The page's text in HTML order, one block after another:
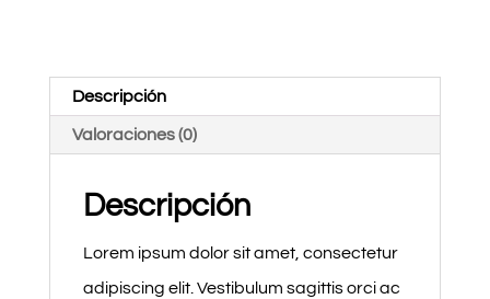
Descripción
Valoraciones (0)
Descripción
Lorem ipsum dolor sit amet, consectetur
adipiscing elit. Vestibulum sagittis orci ac